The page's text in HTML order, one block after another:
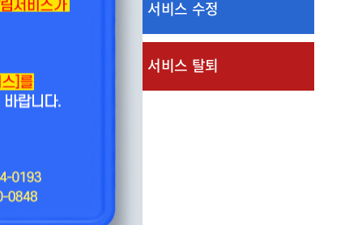
서비스 수정
서비스 탈퇴